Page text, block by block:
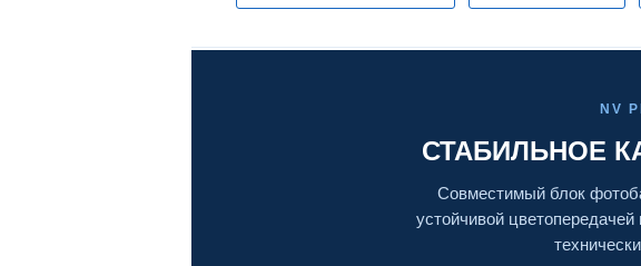
NV
СТАБИЛЬНОЕ
Совместимый блок
устойчивой